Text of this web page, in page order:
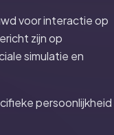
voor interactie op
zijn op
simulatie en
persoonlijkheid